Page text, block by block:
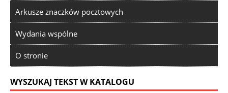
Arkusze znaczków pocztowych
Wydania wspólne
O stronie
WYSZUKAJ TEKST W KATALOGU